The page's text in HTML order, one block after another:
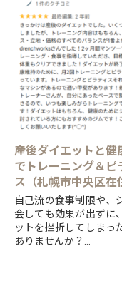
産後ダイエットと健
でトレーニング＆ピ
ス（札幌市中央区在
自己流の食事制限や、
会しても効果が出ずに
ットを挫折してしまっ
ありませんか？